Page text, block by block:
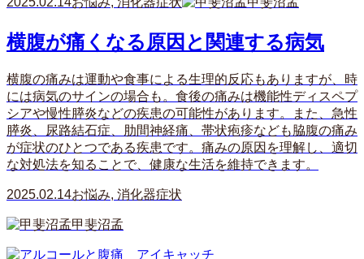
横腹が痛くなる原因と関連する病気
横腹の痛みは運動や食事による生理的反応もありますが、時
には病気のサインの場合も。食後の痛みは機能性ディスペプ
シアや慢性膵炎などの疾患の可能性があります。また、急性
膵炎、尿路結石症、肋間神経痛、帯状疱疹なども脇腹の痛み
が症状のひとつである疾患です。痛みの原因を理解し、適切
な対処法を知ることで、健康な生活を維持できます。
2025.02.14お悩み, 消化器症状
甲斐沼孟